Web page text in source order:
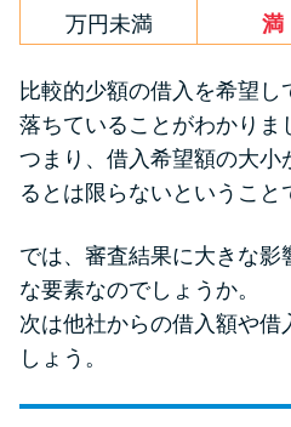
万円未満
満
比較的少額の借入を希望
落ちていることがわかりま
つまり、借入希望額の大小
るとは限らないということ
では、審査結果に大きな影
な要素なのでしょうか。
次は他社からの借入額や借
しょう。